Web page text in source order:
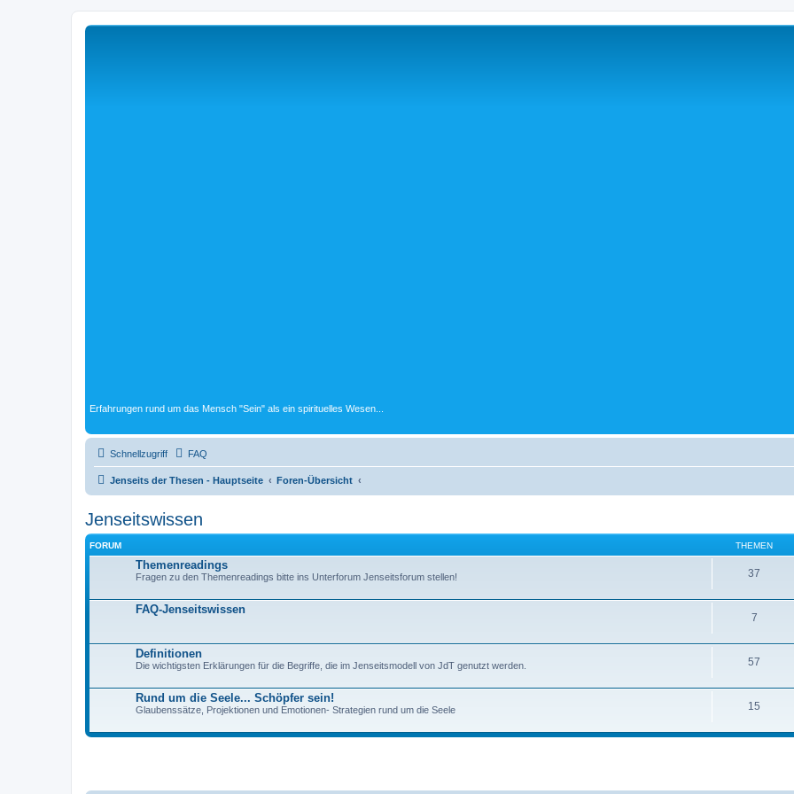
Erfahrungen rund um das Mensch "Sein" als ein spirituelles Wesen...
Schnellzugriff FAQ
Jenseits der Thesen - Hauptseite Foren-Übersicht
Jenseitswissen
FORUM THEMEN
Themenreadings
Fragen zu den Themenreadings bitte ins Unterforum Jenseitsforum stellen! 37
FAQ-Jenseitswissen
7
Definitionen
Die wichtigsten Erklärungen für die Begriffe, die im Jenseitsmodell von JdT genutzt werden. 57
Rund um die Seele... Schöpfer sein!
Glaubenssätze, Projektionen und Emotionen- Strategien rund um die Seele 15